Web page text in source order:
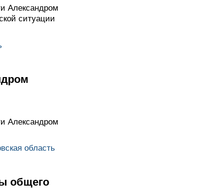
Александром
ситуации
Александром
область
общего